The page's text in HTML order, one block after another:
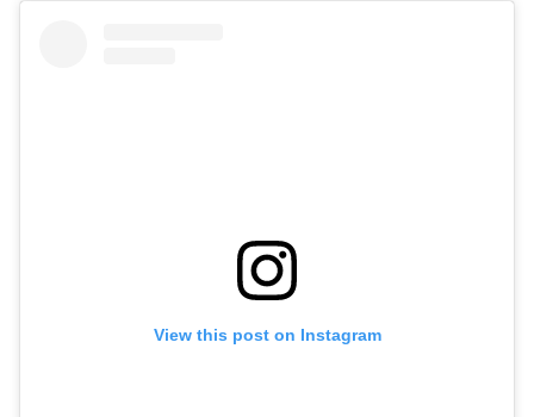
View this post on Instagram